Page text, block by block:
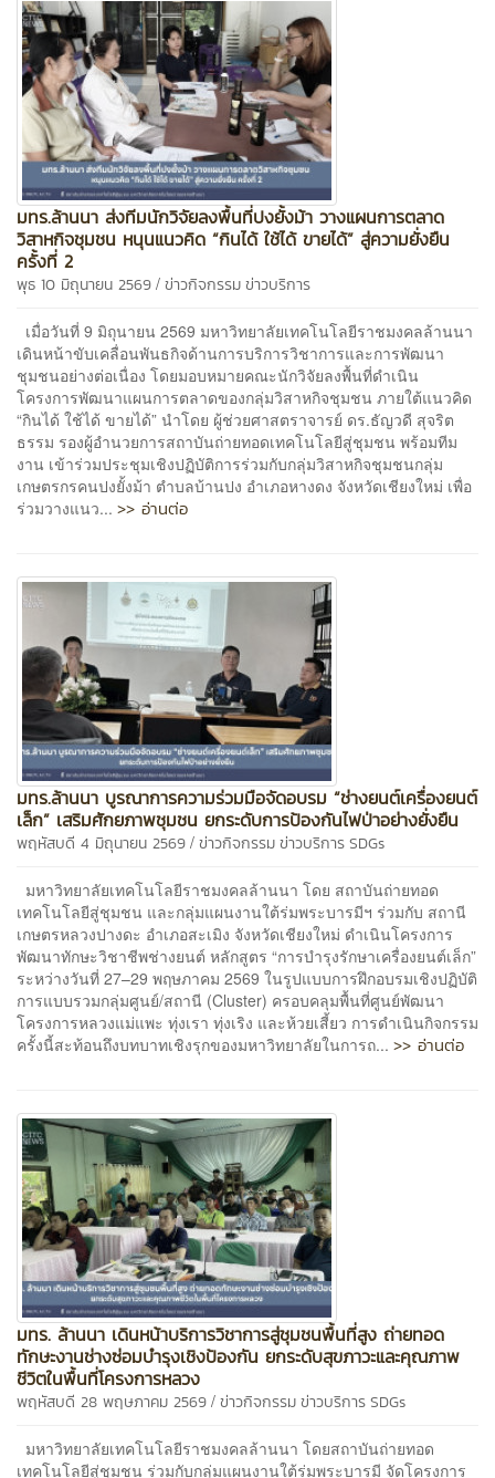
มทร.ล้านนา ส่งทีมนักวิจัยลงพื้นที่ปงยั้งม้า วางแผนการตลาด
วิสาหกิจชุมชน หนุนแนวคิด “กินได้ ใช้ได้ ขายได้” สู่ความยั่งยืน
ครั้งที่ 2
พุธ 10 มิถุนายน 2569 / ข่าวกิจกรรมข่าวบริการ
เมื่อวันที่ 9 มิถุนายน 2569 มหาวิทยาลัยเทคโนโลยีราชมงคลล้านนา
เดินหน้าขับเคลื่อนพันธกิจด้านการบริการวิชาการและการพัฒนา
ชุมชนอย่างต่อเนื่อง โดยมอบหมายคณะนักวิจัยลงพื้นที่ดำเนิน
โครงการพัฒนาแผนการตลาดของกลุ่มวิสาหกิจชุมชน ภายใต้แนวคิด
“กินได้ ใช้ได้ ขายได้” นำโดย ผู้ช่วยศาสตราจารย์ ดร.ธัญวดี สุจริต
ธรรม รองผู้อำนวยการสถาบันถ่ายทอดเทคโนโลยีสู่ชุมชน พร้อมทีม
งาน เข้าร่วมประชุมเชิงปฏิบัติการร่วมกับกลุ่มวิสาหกิจชุมชนกลุ่ม
เกษตรกรคนปงยั้งม้า ตำบลบ้านปง อำเภอหางดง จังหวัดเชียงใหม่ เพื่อ
ร่วมวางแนว... >> อ่านต่อ
มทร.ล้านนา บูรณาการความร่วมมือจัดอบรม “ช่างยนต์เครื่องยนต์
เล็ก” เสริมศักยภาพชุมชน ยกระดับการป้องกันไฟป่าอย่างยั่งยืน
พฤหัสบดี 4 มิถุนายน 2569 / ข่าวกิจกรรมข่าวบริการSDGs
มหาวิทยาลัยเทคโนโลยีราชมงคลล้านนา โดย สถาบันถ่ายทอด
เทคโนโลยีสู่ชุมชน และกลุ่มแผนงานใต้ร่มพระบารมีฯ ร่วมกับ สถานี
เกษตรหลวงปางดะ อำเภอสะเมิง จังหวัดเชียงใหม่ ดำเนินโครงการ
พัฒนาทักษะวิชาชีพช่างยนต์ หลักสูตร “การบำรุงรักษาเครื่องยนต์เล็ก”
ระหว่างวันที่ 27–29 พฤษภาคม 2569 ในรูปแบบการฝึกอบรมเชิงปฏิบัติ
การแบบรวมกลุ่มศูนย์/สถานี (Cluster) ครอบคลุมพื้นที่ศูนย์พัฒนา
โครงการหลวงแม่แพะ ทุ่งเรา ทุ่งเริง และห้วยเสี้ยว การดำเนินกิจกรรม
ครั้งนี้สะท้อนถึงบทบาทเชิงรุกของมหาวิทยาลัยในการถ... >> อ่านต่อ
มทร. ล้านนา เดินหน้าบริการวิชาการสู่ชุมชนพื้นที่สูง ถ่ายทอด
ทักษะงานช่างซ่อมบำรุงเชิงป้องกัน ยกระดับสุขภาวะและคุณภาพ
ชีวิตในพื้นที่โครงการหลวง
พฤหัสบดี 28 พฤษภาคม 2569 / ข่าวกิจกรรมข่าวบริการSDGs
มหาวิทยาลัยเทคโนโลยีราชมงคลล้านนา โดยสถาบันถ่ายทอด
เทคโนโลยีสู่ชุมชน ร่วมกับกลุ่มแผนงานใต้ร่มพระบารมี จัดโครงการ